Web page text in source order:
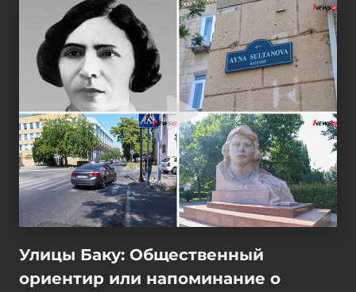
Улицы Баку: Общественный
ориентир или напоминание о